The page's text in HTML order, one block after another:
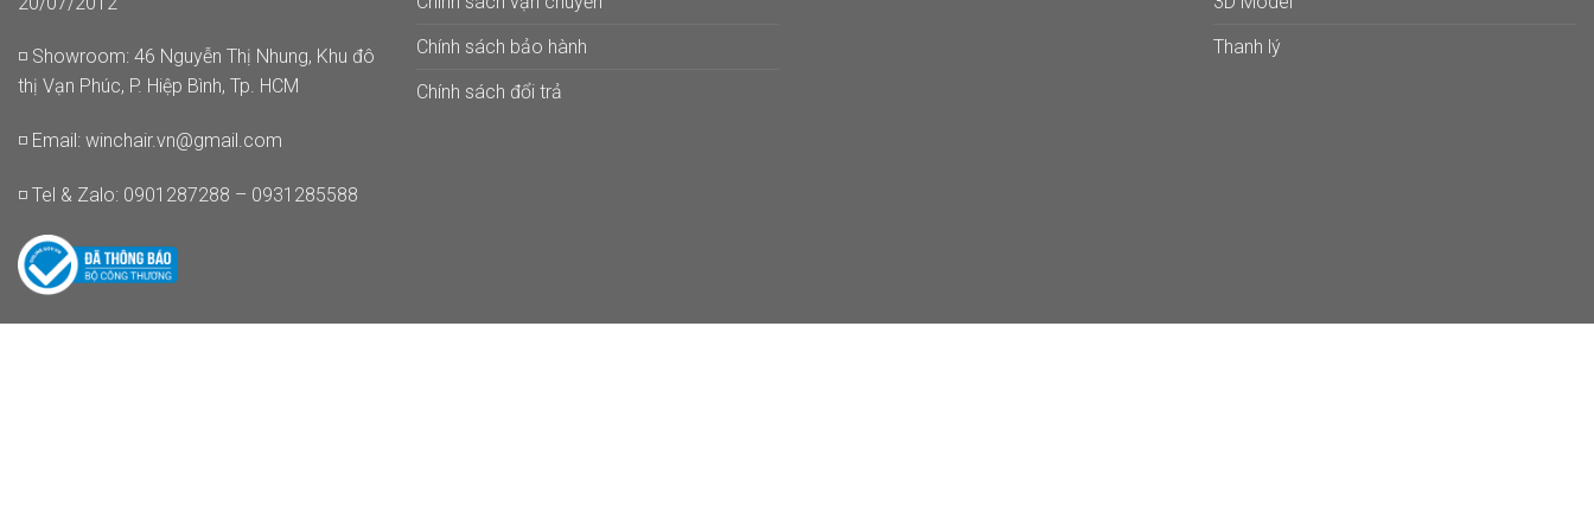
◽ Showroom: 46 Nguyễn Thị Nhung, Khu đô
thị Vạn Phúc, P. Hiệp Bình, Tp. HCM
◽ Email: winchair.vn@gmail.com
◽ Tel & Zalo: 0901287288 – 0931285588
Chính sách bảo hành
Chính sách đổi trả
Thanh lý